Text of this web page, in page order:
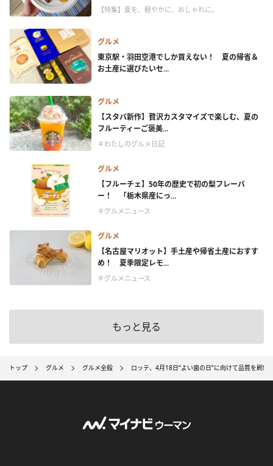
【特集】夏を、軽やかに、おしゃれに。
グルメ
東京駅・羽田空港でしか買えない！ 夏の帰省＆
お土産に選びたいセ...
グルメ
【スタバ新作】贅沢カスタマイズで楽しむ、夏の
フルーティーご褒美...
＃わたしのグルメ日記
グルメ
【フルーチェ】50年の歴史で初の梨フレーバ
ー！ 「栃木県産にっ...
＃グルメニュース
グルメ
【名古屋マリオット】手土産や帰省土産におすす
め！ 夏季限定レモ...
＃グルメニュース
もっと見る
トップ グルメ グルメ全般 ロッテ、4月18日“よい歯の日”に向けて品質を刷